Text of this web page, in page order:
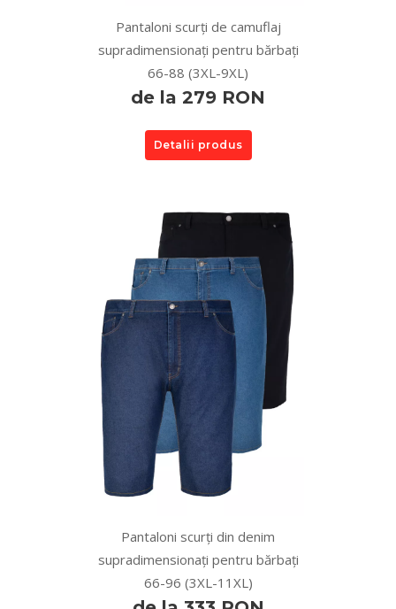
Pantaloni scurți de camuflaj
supradimensionați pentru bărbați
66-88 (3XL-9XL)
de la 279 RON
Detalii produs
Pantaloni scurți din denim
supradimensionați pentru bărbați
66-96 (3XL-11XL)